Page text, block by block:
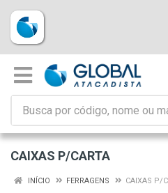
CAIXAS P/CARTA
INÍCIO FERRAGENS CAIXAS P/